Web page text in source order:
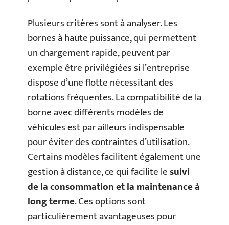
Plusieurs critères sont à analyser. Les
bornes à haute puissance, qui permettent
un chargement rapide, peuvent par
exemple être privilégiées si l’entreprise
dispose d’une flotte nécessitant des
rotations fréquentes. La compatibilité de la
borne avec différents modèles de
véhicules est par ailleurs indispensable
pour éviter des contraintes d’utilisation.
Certains modèles facilitent également une
gestion à distance, ce qui facilite lesuivi
de la consommation et la maintenance à
long terme. Ces options sont
particulièrement avantageuses pour